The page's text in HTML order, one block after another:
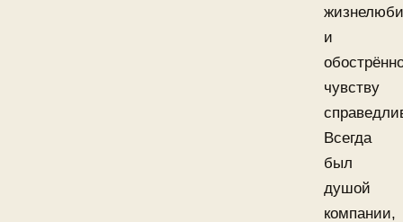
и
чувству
Всегда
был
душой
компании,